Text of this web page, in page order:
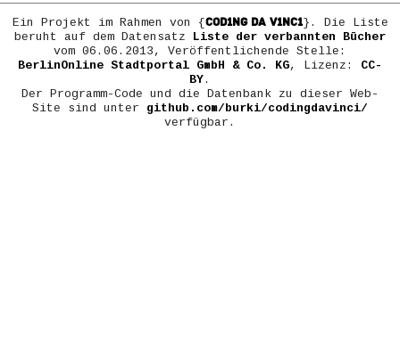
Ein Projekt im Rahmen von {COD1NG DA V1NC1}. Die Liste
beruht auf dem Datensatz Liste der verbannten Bücher
vom 06.06.2013, Veröffentlichende Stelle:
BerlinOnline Stadtportal GmbH & Co. KG, Lizenz: CC-
BY.
Der Programm-Code und die Datenbank zu dieser Web-
Site sind unter github.com/burki/codingdavinci/
verfügbar.